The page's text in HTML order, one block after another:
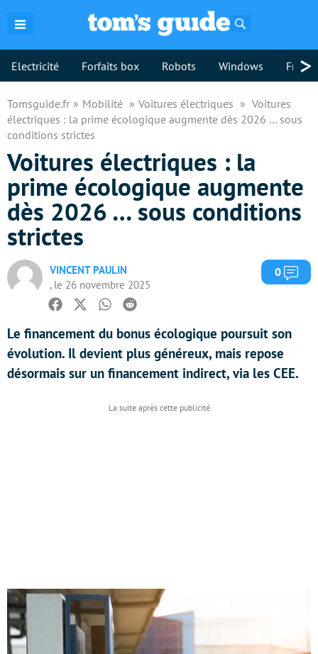
Electricité Forfaits box Robots Windows >
Tomsguide.fr Mobilité Voitures électriques
Voitures
électriques : la prime écologique augmente dès 2026 … sous
conditions strictes
Voitures électriques : la
prime écologique augmente
dès 2026 … sous conditions
strictes
VINCENT PAULIN
, le 26 novembre 2025
0
Facebook
TwitterWhatsapp
Reddit
Le financement du bonus écologique poursuit son
évolution. Il devient plus généreux, mais repose
désormais sur un financement indirect, via les CEE.